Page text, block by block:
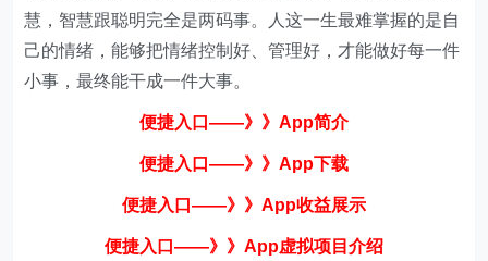
慧，智慧跟聪明完全是两码事。人这一生最难掌握的是自
己的情绪，能够把情绪控制好、管理好，才能做好每一件
小事，最终能干成一件大事。
便捷入口——》》App简介
便捷入口——》》App下载
便捷入口——》》App收益展示
便捷入口——》》App虚拟项目介绍